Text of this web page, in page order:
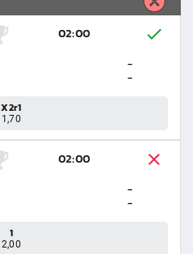
02:00
-
-
X2r1
1,70
02:00
-
-
1
2,00